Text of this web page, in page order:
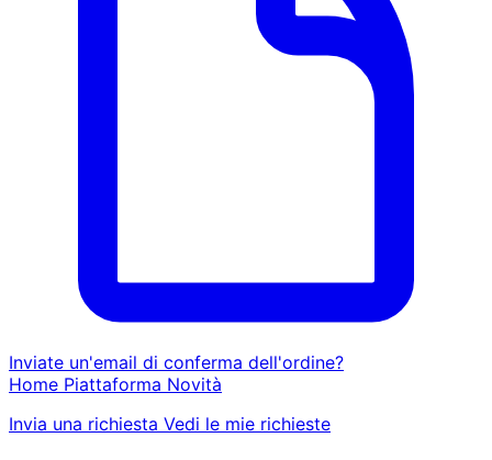
Inviate un'email di conferma dell'ordine?
Home Piattaforma Novità
Invia una richiesta Vedi le mie richieste